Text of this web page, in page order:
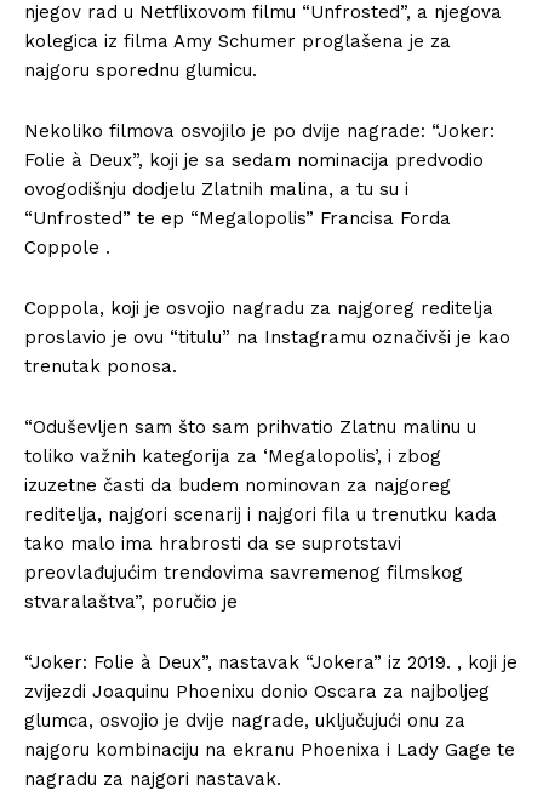
njegov rad u Netflixovom filmu “Unfrosted”, a njegova
kolegica iz filma Amy Schumer proglašena je za
najgoru sporednu glumicu.
Nekoliko filmova osvojilo je po dvije nagrade: “Joker:
Folie à Deux”, koji je sa sedam nominacija predvodio
ovogodišnju dodjelu Zlatnih malina, a tu su i
“Unfrosted” te ep “Megalopolis” Francisa Forda
Coppole .
Coppola, koji je osvojio nagradu za najgoreg reditelja
proslavio je ovu “titulu” na Instagramu označivši je kao
trenutak ponosa.
“Oduševljen sam što sam prihvatio Zlatnu malinu u
toliko važnih kategorija za ‘Megalopolis’, i zbog
izuzetne časti da budem nominovan za najgoreg
reditelja, najgori scenarij i najgori fila u trenutku kada
tako malo ima hrabrosti da se suprotstavi
preovlađujućim trendovima savremenog filmskog
stvaralaštva”, poručio je
“Joker: Folie à Deux”, nastavak “Jokera” iz 2019. , koji je
zvijezdi Joaquinu Phoenixu donio Oscara za najboljeg
glumca, osvojio je dvije nagrade, uključujući onu za
najgoru kombinaciju na ekranu Phoenixa i Lady Gage te
nagradu za najgori nastavak.